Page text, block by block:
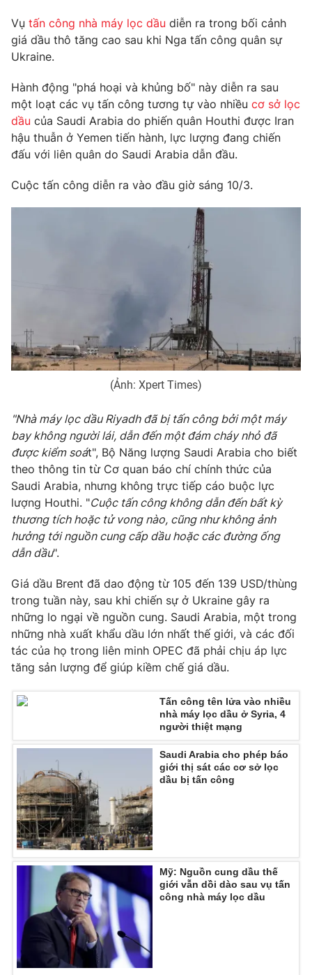
Góc doanh nghiệp
Phim VTV
Nhân vật
Khán giả
Giải sao mai
Giải trí
Điện ảnh
Âm nhạc
Sao
Đời sống
Du lịch
Làm đẹp
Chất lượng cuộc sống
Giáo dục
Tuyển sinh
Học trực tuyến
Emagazine Podcast
Photo Infographic
Video Shorts video
VTV Money VTV Thể thao
VTV Sức khoẻ Bất động sản
Thị trường 24h Tấm lòng Việt
VTV4 Vươn mình bằng AI
VTV9 VTV8
Liên hệ tòa soạn English
Theo dõi báo trên
Cơ quan chủ quản:Đài Truyền hình Việt Nam
Cơ quan báo chí:Thời báo VTV
Giấy phép hoạt động báo in và báo điện tử số 483/GP-BTTTT
cấp ngày 29/12/2023
Tổng Biên tập:Vũ Thanh Thủy
Phó Tổng Biên tập:Nguyễn Thị Mỹ Hạnh, Phạm Quốc Thắng,
Nguyễn Trọng Ninh
Tổng đài VTV: 024.38 355 931 - 024.38 355 932
Vụ tấn công nhà máy lọc dầu diễn ra trong bối cảnh
giá dầu thô tăng cao sau khi Nga tấn công quân sự
Ukraine.
Hành động "phá hoại và khủng bố" này diễn ra sau
một loạt các vụ tấn công tương tự vào nhiều cơ sở lọc
dầu của Saudi Arabia do phiến quân Houthi được Iran
hậu thuẫn ở Yemen tiến hành, lực lượng đang chiến
đấu với liên quân do Saudi Arabia dẫn đầu.
Cuộc tấn công diễn ra vào đầu giờ sáng 10/3.
(Ảnh: Xpert Times)
"Nhà máy lọc dầu Riyadh đã bị tấn công bởi một máy
bay không người lái, dẫn đến một đám cháy nhỏ đã
được kiểm soát", Bộ Năng lượng Saudi Arabia cho biết
theo thông tin từ Cơ quan báo chí chính thức của
Saudi Arabia, nhưng không trực tiếp cáo buộc lực
lượng Houthi. "Cuộc tấn công không dẫn đến bất kỳ
thương tích hoặc tử vong nào, cũng như không ảnh
hưởng tới nguồn cung cấp dầu hoặc các đường ống
dẫn dầu".
Giá dầu Brent đã dao động từ 105 đến 139 USD/thùng
trong tuần này, sau khi chiến sự ở Ukraine gây ra
những lo ngại về nguồn cung. Saudi Arabia, một trong
những nhà xuất khẩu dầu lớn nhất thế giới, và các đối
tác của họ trong liên minh OPEC đã phải chịu áp lực
tăng sản lượng để giúp kiềm chế giá dầu.
Tấn công tên lửa vào nhiều
nhà máy lọc dầu ở Syria, 4
người thiệt mạng
Saudi Arabia cho phép báo
giới thị sát các cơ sở lọc
dầu bị tấn công
Mỹ: Nguồn cung dầu thế
giới vẫn dồi dào sau vụ tấn
công nhà máy lọc dầu